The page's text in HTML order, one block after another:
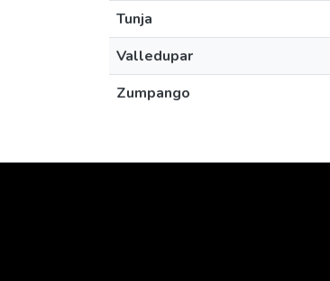
Tunja
Valledupar
Zumpango